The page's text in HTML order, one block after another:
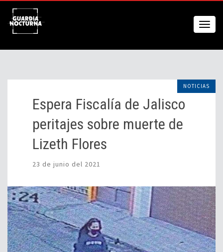
NOTICIAS
Espera Fiscalía de Jalisco
peritajes sobre muerte de
Lizeth Flores
23 de junio del 2021